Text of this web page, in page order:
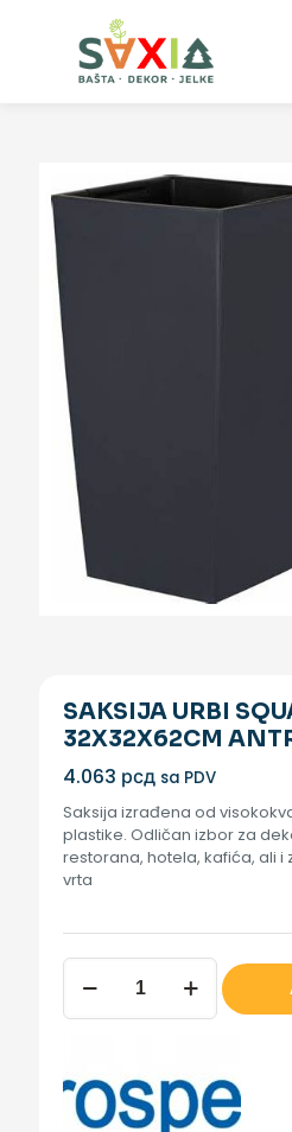
SAKSIJA URBI
32X32X62CM
4.063 рсд sa PDV
Saksija izrađena od
plastike. Odličan izbor za
restorana, hotela, kafića, ali i
vrta
SAKSIJA
URBI
SQUARE
količina